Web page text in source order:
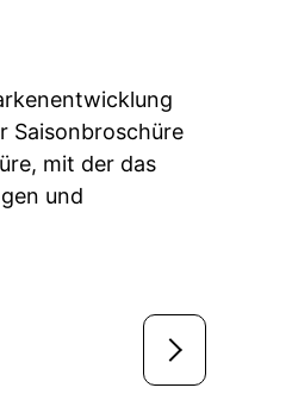
Saisonbroschüre
mit der das
und